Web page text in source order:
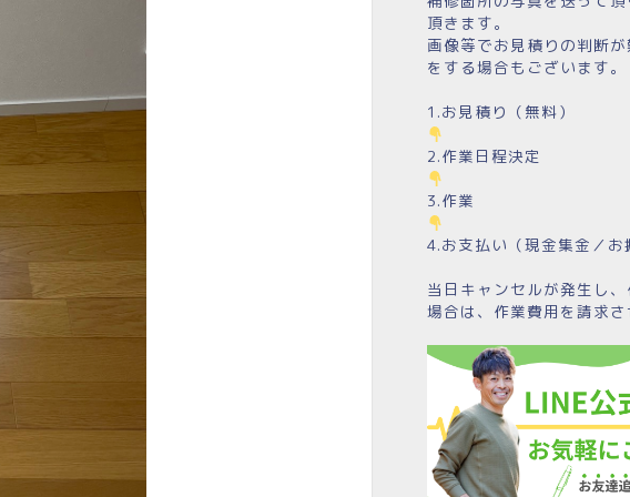
頂きます。
画像等でお見積りの判断
をする場合もございます。
1.お見積り（無料）
2.作業日程決定
3.作業
4.お支払い（現金集金／お
当日キャンセルが発生し
場合は、作業費用を請求さ